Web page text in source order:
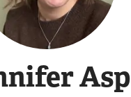
Asp